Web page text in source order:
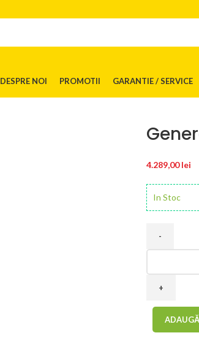
DESPRE NOI PROMOTII GARANTIE / SERVICE
4.289,00lei
In Stoc